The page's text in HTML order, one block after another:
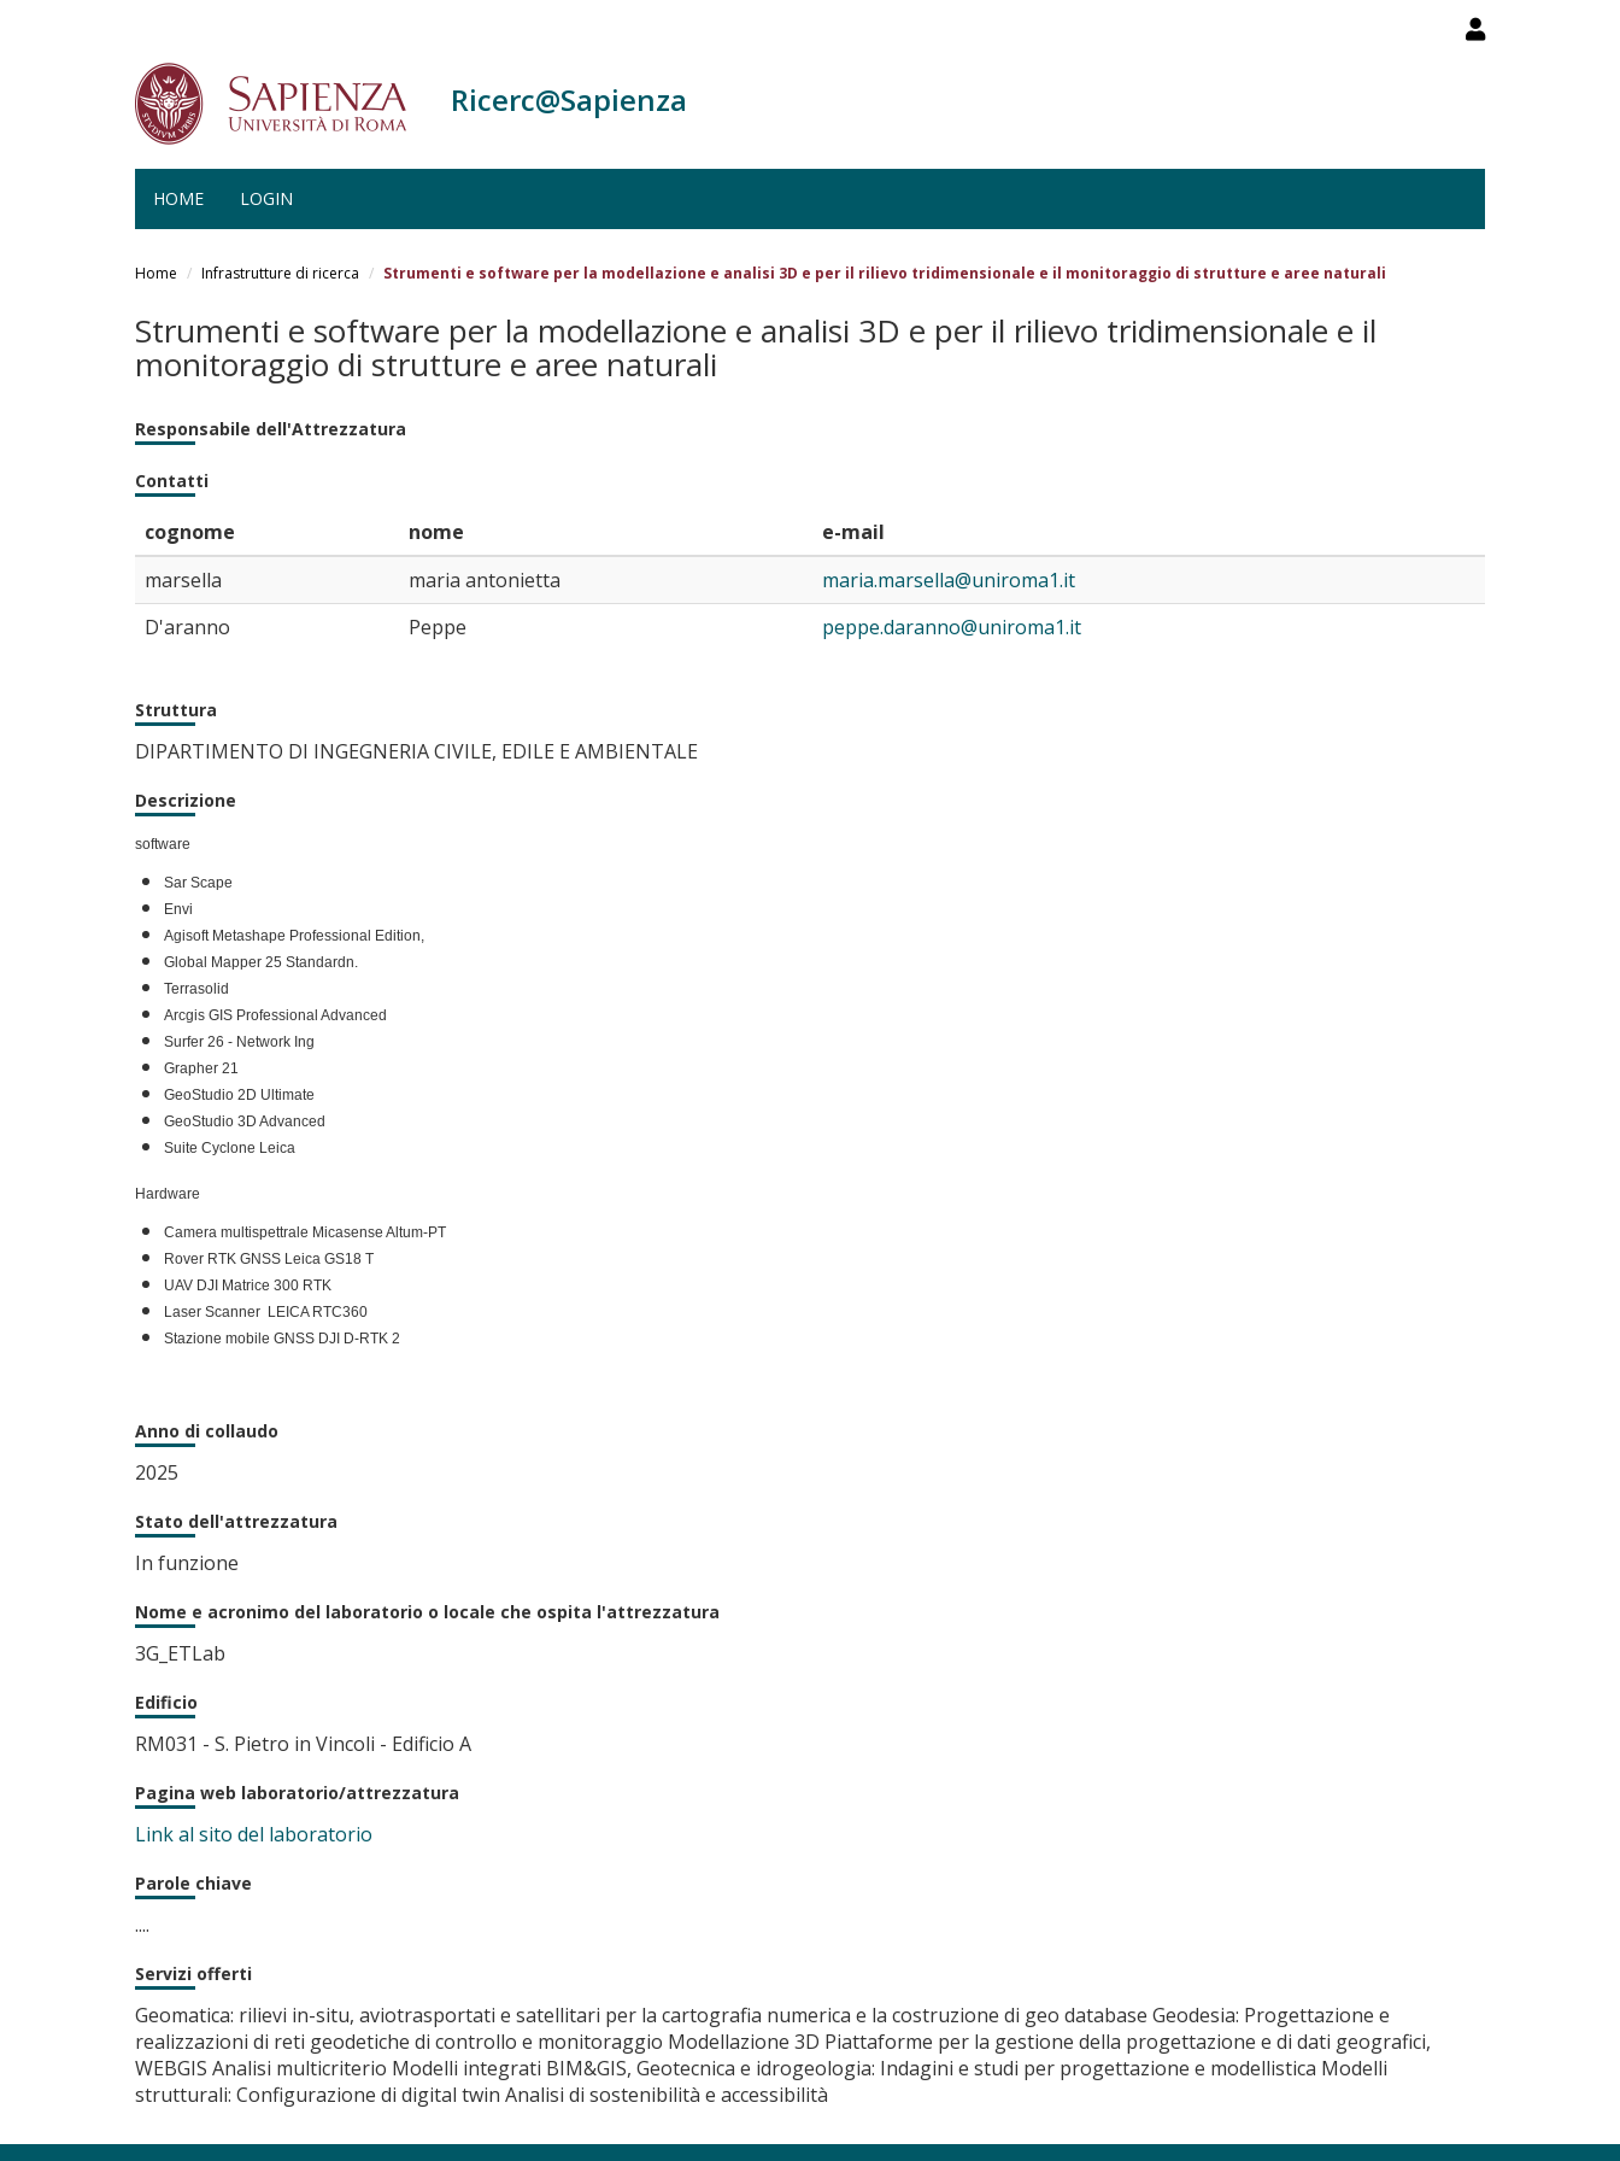
Ricerc@Sapienza
HOME LOGIN
Home Infrastrutture di ricerca Strumenti e software per la modellazione e analisi 3D e per il rilievo tridimensionale e il monitoraggio di strutture e aree naturali
Strumenti e software per la modellazione e analisi 3D e per il rilievo tridimensionale e il
monitoraggio di strutture e aree naturali
Responsabile dell'Attrezzatura
Contatti
cognome nome
e-mail
marsella
maria antonietta
maria.marsella@uniroma1.it
D'aranno
Peppe peppe.daranno@uniroma1.it
Struttura
DIPARTIMENTO DI INGEGNERIA CIVILE, EDILE E AMBIENTALE
Descrizione
software
Sar Scape
Envi
Agisoft Metashape Professional Edition,
Global Mapper 25 Standardn.
Terrasolid
Arcgis GIS Professional Advanced
Surfer 26 - Network Ing
Grapher 21
GeoStudio 2D Ultimate
GeoStudio 3D Advanced
Suite Cyclone Leica
Hardware
Camera multispettrale Micasense Altum-PT
Rover RTK GNSS Leica GS18 T
UAV DJI Matrice 300 RTK
Laser Scanner LEICA RTC360
Stazione mobile GNSS DJI D-RTK 2
Anno di collaudo
2025
Stato dell'attrezzatura
In funzione
Nome e acronimo del laboratorio o locale che ospita l'attrezzatura
3G_ETLab
Edificio
RM031 - S. Pietro in Vincoli - Edificio A
Pagina web laboratorio/attrezzatura
Link al sito del laboratorio
Parole chiave
....
Servizi offerti
Geomatica: rilievi in-situ, aviotrasportati e satellitari per la cartografia numerica e la costruzione di geo database Geodesia: Progettazione e
realizzazioni di reti geodetiche di controllo e monitoraggio Modellazione 3D Piattaforme per la gestione della progettazione e di dati geografici,
WEBGIS Analisi multicriterio Modelli integrati BIM&GIS, Geotecnica e idrogeologia: Indagini e studi per progettazione e modellistica Modelli
strutturali: Configurazione di digital twin Analisi di sostenibilità e accessibilità